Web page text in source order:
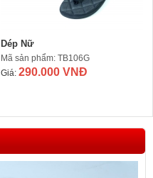
Dép Nữ
Mã sản phẩm: TB106G
Giá: 290.000 VNĐ